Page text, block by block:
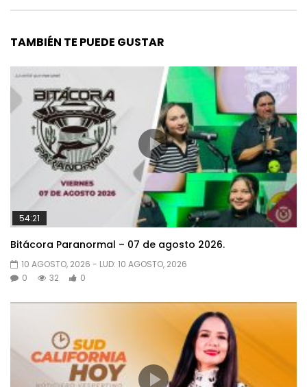
TAMBIÉN TE PUEDE GUSTAR
54:21
Bitácora Paranormal – 07 de agosto 2026.
10 AGOSTO, 2026 - LUD: 10 AGOSTO, 2026
0
32 0